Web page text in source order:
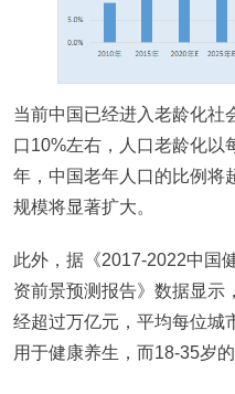
当前中国已经进入老龄化社
口10%左右，人口老龄化以
年，中国老年人口的比例将
规模将显著扩大。
此外，据《2017-2022中国
资前景预测报告》数据显示
经超过万亿元，平均每位城
用于健康养生，而18-35岁